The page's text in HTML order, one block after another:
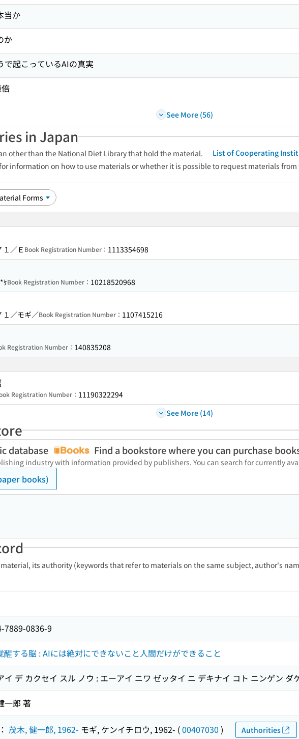
当か
か
で起こっているAIの真実
See More (56)
in Japan
other than the National Diet Library that hold the material.
List of Cooperating
information on how to use materials or whether it is possible to request materials
１／Ｅ Book Registration Number： 1113354698
ｹBook Registration Number： 10218520968
１／モギ／Book Registration Number： 1107415216
Registration Number： 140835208
Registration Number： 11190322294
See More (14)
database Find a bookstore where you can purchase
industry with information provided by publishers. You can search for currently
books)
its authority (keywords that refer to materials on the same subject, author's
7889-0836-9
醒する脳 : AIには絶対にできないこと人間だけができること
イ デ カクセイ スル ノウ : エーアイ ニワ ゼッタイ ニ デキナイ コト ニンゲン ダ
一郎 著
茂木, 健一郎, 1962- モギ, ケンイチロウ, 1962- (00407030 ) Authorities